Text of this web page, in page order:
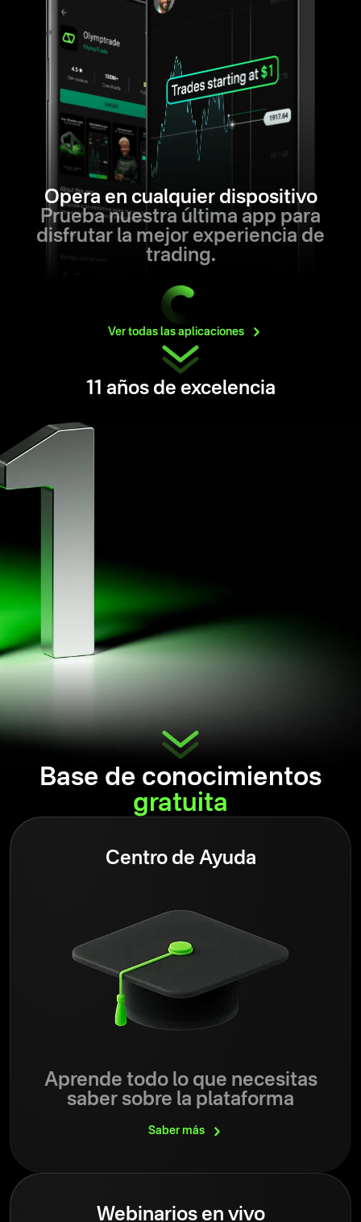
Opera en cualquier dispositivo
Prueba nuestra última app para
disfrutar la mejor experiencia de
trading.
Ver todas las aplicaciones
11 años de excelencia
Base de conocimientos
gratuita
Centro de Ayuda
Aprende todo lo que necesitas
saber sobre la plataforma
Sabermás
Webinarios en vivo